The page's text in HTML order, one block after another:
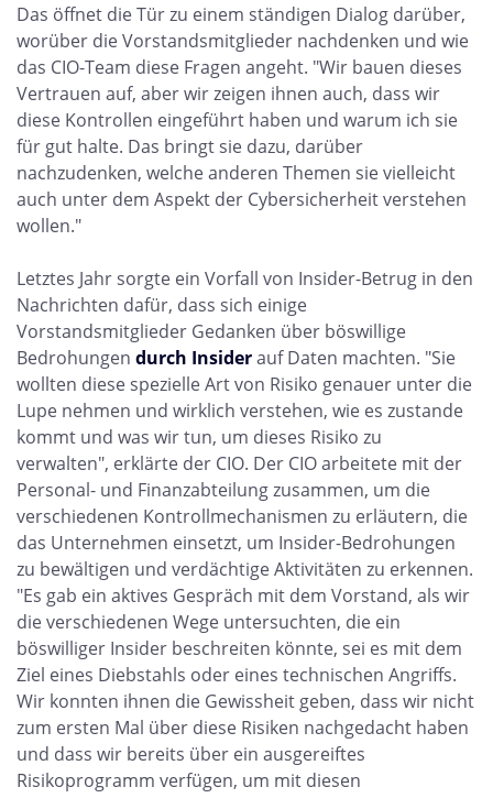
Das öffnet die Tür zu einem ständigen Dialog darüber,
worüber die Vorstandsmitglieder nachdenken und wie
das CIO-Team diese Fragen angeht. "Wir bauen dieses
Vertrauen auf, aber wir zeigen ihnen auch, dass wir
diese Kontrollen eingeführt haben und warum ich sie
für gut halte. Das bringt sie dazu, darüber
nachzudenken, welche anderen Themen sie vielleicht
auch unter dem Aspekt der Cybersicherheit verstehen
wollen."
Letztes Jahr sorgte ein Vorfall von Insider-Betrug in den
Nachrichten dafür, dass sich einige
Vorstandsmitglieder Gedanken über böswillige
Bedrohungen durch Insiderauf Daten machten. "Sie
wollten diese spezielle Art von Risiko genauer unter die
Lupe nehmen und wirklich verstehen, wie es zustande
kommt und was wir tun, um dieses Risiko zu
verwalten", erklärte der CIO. Der CIO arbeitete mit der
Personal- und Finanzabteilung zusammen, um die
verschiedenen Kontrollmechanismen zu erläutern, die
das Unternehmen einsetzt, um Insider-Bedrohungen
zu bewältigen und verdächtige Aktivitäten zu erkennen.
"Es gab ein aktives Gespräch mit dem Vorstand, als wir
die verschiedenen Wege untersuchten, die ein
böswilliger Insider beschreiten könnte, sei es mit dem
Ziel eines Diebstahls oder eines technischen Angriffs.
Wir konnten ihnen die Gewissheit geben, dass wir nicht
zum ersten Mal über diese Risiken nachgedacht haben
und dass wir bereits über ein ausgereiftes
Risikoprogramm verfügen, um mit diesen